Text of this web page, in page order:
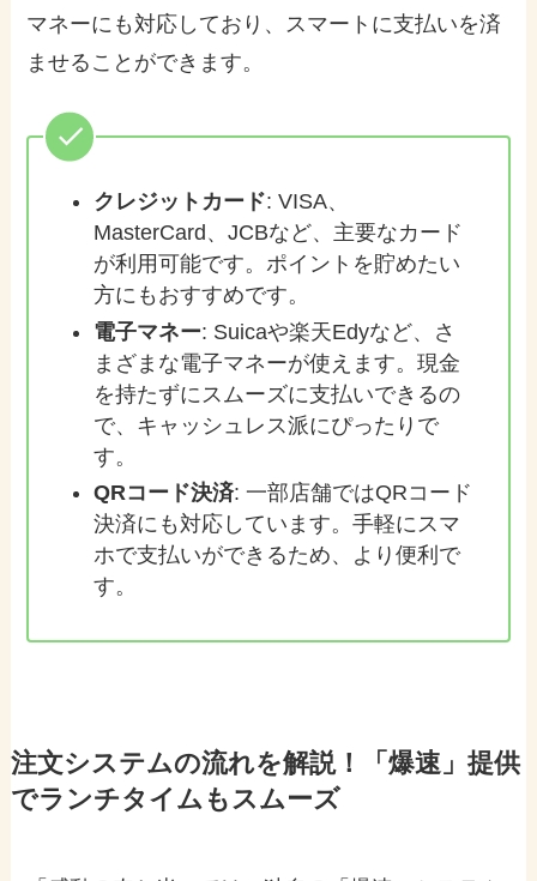
マネーにも対応しており、スマートに支払いを済
ませることができます。
クレジットカード: VISA、
MasterCard、JCBなど、主要なカード
が利用可能です。ポイントを貯めたい
方にもおすすめです。
電子マネー: Suicaや楽天Edyなど、さ
まざまな電子マネーが使えます。現金
を持たずにスムーズに支払いできるの
で、キャッシュレス派にぴったりで
す。
QRコード決済: 一部店舗ではQRコード
決済にも対応しています。手軽にスマ
ホで支払いができるため、より便利で
す。
注文システムの流れを解説！「爆速」提供
でランチタイムもスムーズ